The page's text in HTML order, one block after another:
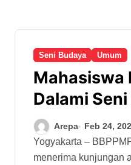
Seni Budaya Umum
Mahasiswa
Dalami
BBPPMPV
Budaya
Arepa Feb 24,
Yogyakarta – BBPPMPV Seni dan Budaya
menerima kunjungan